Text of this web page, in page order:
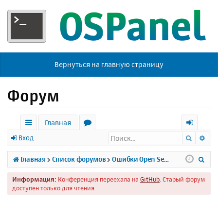
Вернуться на главную страницу
Форум
с
ы
л
к
Главная
р
у
м
х
о
д
Вход Поиск
Главная Список форумов
Информация: Конференция переехала на GitHub . Старый форум
доступен только для чтения.